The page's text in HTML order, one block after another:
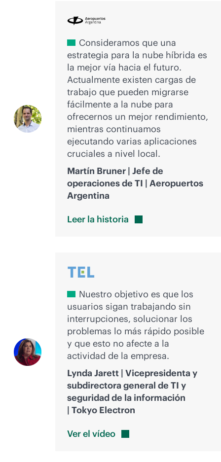
Consideramos que una
estrategia para la nube híbrida es
la mejor vía hacia el futuro.
Actualmente existen cargas de
trabajo que pueden migrarse
fácilmente a la nube para
ofrecernos un mejor rendimiento,
mientras continuamos
ejecutando varias aplicaciones
cruciales a nivel local.
Martín Bruner | Jefe de
operaciones de TI | Aeropuertos
Argentina
Leer la historia
Nuestro objetivo es que los
usuarios sigan trabajando sin
interrupciones, solucionar los
problemas lo más rápido posible
y que esto no afecte a la
actividad de la empresa.
Lynda Jarett | Vicepresidenta y
subdirectora general de TI y
seguridad de la información
| Tokyo Electron
Ver el vídeo